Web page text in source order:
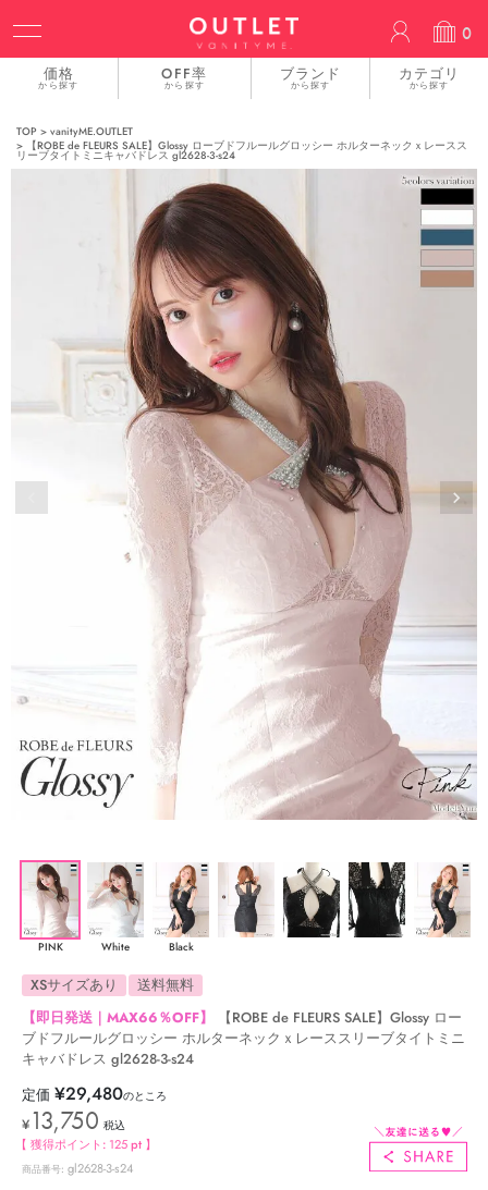
0
価格
から探す
OFF率
から探す
ブランド
から探す
カテゴリ
から探す
TOP
vanityME.OUTLET
【ROBE de FLEURS SALE】Glossy ローブドフルールグロッシー ホルターネックｘレースス
リーブタイトミニキャバドレス gl2628-3-s24
PINK White Black
XSサイズあり
送料無料
【即日発送｜MAX66％OFF】
【ROBE de FLEURS SALE】Glossy ロー
ブドフルールグロッシー ホルターネックｘレーススリーブタイトミニ
キャバドレス gl2628-3-s24
定価 ¥29,480のところ
¥13,750 税込
【 獲得ポイント: 125pt 】
商品番号 gl2628-3-s24